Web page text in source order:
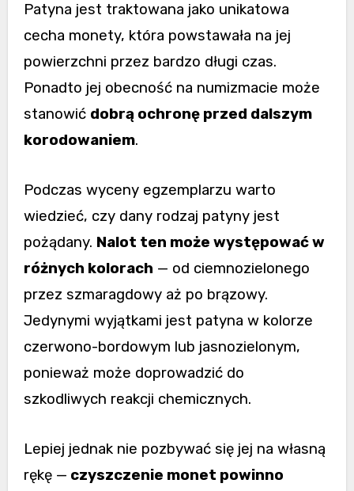
Patyna jest traktowana jako unikatowa
cecha monety, która powstawała na jej
powierzchni przez bardzo długi czas.
Ponadto jej obecność na numizmacie może
stanowić dobrą ochronę przed dalszym
korodowaniem.
Podczas wyceny egzemplarzu warto
wiedzieć, czy dany rodzaj patyny jest
pożądany. Nalot ten może występować w
różnych kolorach — od ciemnozielonego
przez szmaragdowy aż po brązowy.
Jedynymi wyjątkami jest patyna w kolorze
czerwono-bordowym lub jasnozielonym,
ponieważ może doprowadzić do
szkodliwych reakcji chemicznych.
Lepiej jednak nie pozbywać się jej na własną
rękę — czyszczenie monet powinno